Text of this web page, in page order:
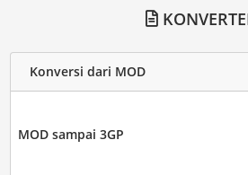
Konversi dari MOD
MOD sampai 3GP